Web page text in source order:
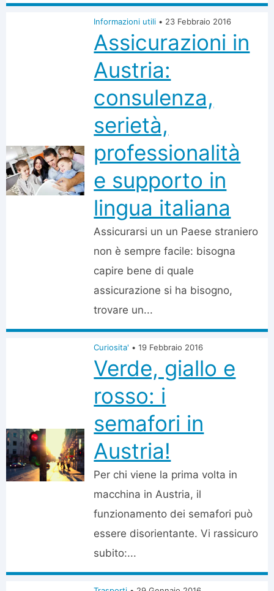
Informazioni utili • 23 Febbraio 2016
Assicurazioni in
Austria:
consulenza,
serietà,
professionalità
e supporto in
lingua italiana
Assicurarsi un un Paese straniero
non è sempre facile: bisogna
capire bene di quale
assicurazione si ha bisogno,
trovare un...
Curiosita' • 19 Febbraio 2016
Verde, giallo e
rosso: i
semafori in
Austria!
Per chi viene la prima volta in
macchina in Austria, il
funzionamento dei semafori può
essere disorientante. Vi rassicuro
subito:...